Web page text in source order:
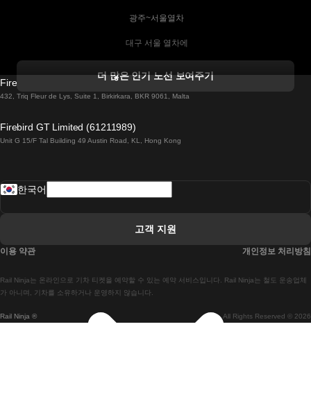
광주~서울열차
대구 서울 열차에
더블린에서 골웨이 열차
로마에서 나폴리 열차
마드리드-리스본 열차
마드리드에서 바르셀로나로 가는 고속 열차
더 많은 인기 노선 보여주기
Firebird GT Limited (OC 1451)
432, Triq Fleur de Lys, Suite 1, Birkirkara, BKR 9061, Malta
Firebird GT Limited (61211989)
Unit G 15/F Tal Building 49 Austin Road, KL, Hong Kong
Rail Ninja ® All Rights Reserved © 2026
Rail Ninja는 온라인으로 기차 티켓을 예약할 수 있는 예약 서비스입니다. Rail Ninja는 철도 운송업체
가 아니며, 기차를 소유하거나 운영하지 않습니다.
한국어
고객 지원
이용 약관 개인정보 처리방침